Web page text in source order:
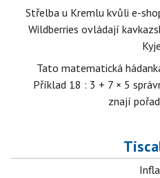
Střelba u Kremlu kvůli e-
Wildberries ovládají
Tato matematická
Příklad 18 : 3 + 7 × 5
znají